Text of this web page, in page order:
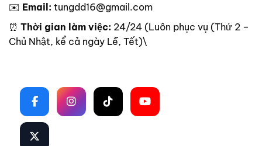
✉️ Email: tungdd16@gmail.com
⏰ Thời gian làm việc: 24/24 (Luôn phục vụ (Thứ 2 –
Chủ Nhật, kể cả ngày Lễ, Tết)\